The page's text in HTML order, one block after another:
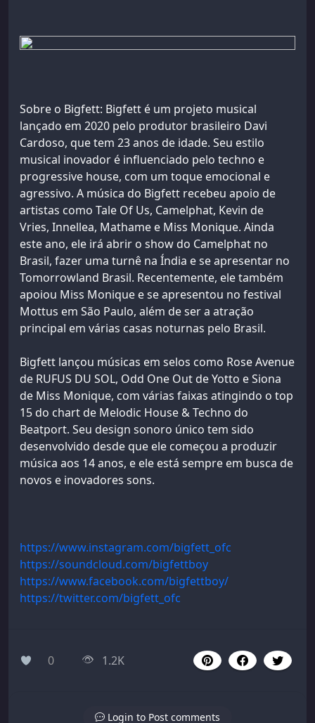
Sobre o Bigfett: Bigfett é um projeto musical
lançado em 2020 pelo produtor brasileiro Davi
Cardoso, que tem 23 anos de idade. Seu estilo
musical inovador é influenciado pelo techno e
progressive house, com um toque emocional e
agressivo. A música do Bigfett recebeu apoio de
artistas como Tale Of Us, Camelphat, Kevin de
Vries, Innellea, Mathame e Miss Monique. Ainda
este ano, ele irá abrir o show do Camelphat no
Brasil, fazer uma turnê na Índia e se apresentar no
Tomorrowland Brasil. Recentemente, ele também
apoiou Miss Monique e se apresentou no festival
Mottus em São Paulo, além de ser a atração
principal em várias casas noturnas pelo Brasil.
Bigfett lançou músicas em selos como Rose Avenue
de RUFUS DU SOL, Odd One Out de Yotto e Siona
de Miss Monique, com várias faixas atingindo o top
15 do chart de Melodic House & Techno do
Beatport. Seu design sonoro único tem sido
desenvolvido desde que ele começou a produzir
música aos 14 anos, e ele está sempre em busca de
novos e inovadores sons.
https://www.instagram.com/bigfett_ofc
​https://soundcloud.com/bigfettboy​
https://www.facebook.com/bigfettboy/​
https://twitter.com/bigfett_ofc
0 1.2K
Login to Post comments